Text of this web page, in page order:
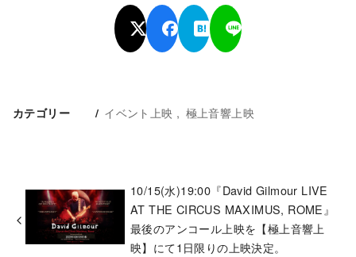
カテゴリー イベント上映 極上音響上映
10/15(水)19:00『David Gilmour LIVE
AT THE CIRCUS MAXIMUS, ROME』
最後のアンコール上映を【極上音響上
映】にて1日限りの上映決定。